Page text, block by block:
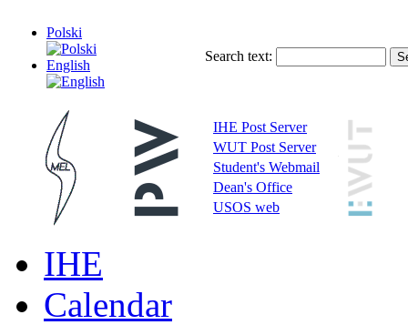
Polski
English
Search text:
IHE Post Server
WUT Post Server
Student's Webmail
Dean's Office
USOS web
IHE
Calendar